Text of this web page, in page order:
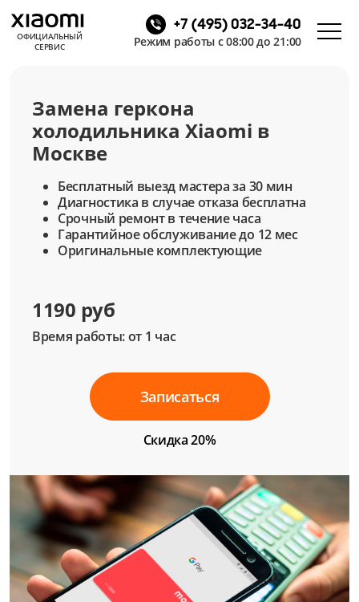
ОФИЦИАЛЬНЫЙ
СЕРВИС
+7 (495) 032-34-40
Режим работы с 08:00 до 21:00
Замена геркона
холодильника Xiaomi в
Москве
Бесплатный выезд мастера за 30 мин
Диагностика в случае отказа бесплатна
Срочный ремонт в течение часа
Гарантийное обслуживание до 12 мес
Оригинальные комплектующие
1190 руб
Время работы: от 1 час
Записаться
Скидка 20%